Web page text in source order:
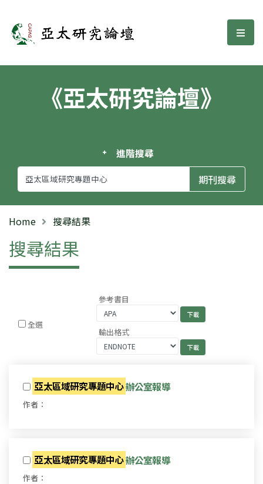
亞太研究論壇 選
《亞太研究論壇》
進階搜尋
Home 搜尋結果
搜尋結果
全選
參考書目
輸出格式
亞太區域研究專題中心辦公室報導
作者：
亞太區域研究專題中心辦公室報導
作者：